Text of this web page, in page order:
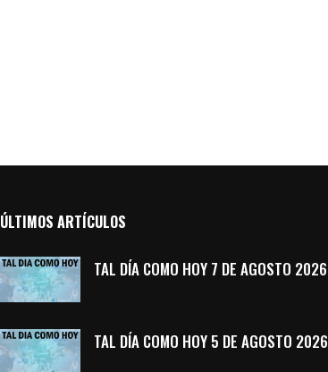
ÚLTIMOS ARTÍCULOS
TAL DÍA COMO HOY 7 DE AGOSTO 2026
TAL DÍA COMO HOY 5 DE AGOSTO 2026